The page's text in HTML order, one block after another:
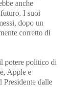
anche
I suoi
dopo un
corretto di
potere politico di
Apple e
Presidente dalle